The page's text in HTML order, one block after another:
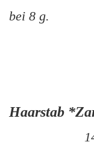
bei 8 g.
Haarstab